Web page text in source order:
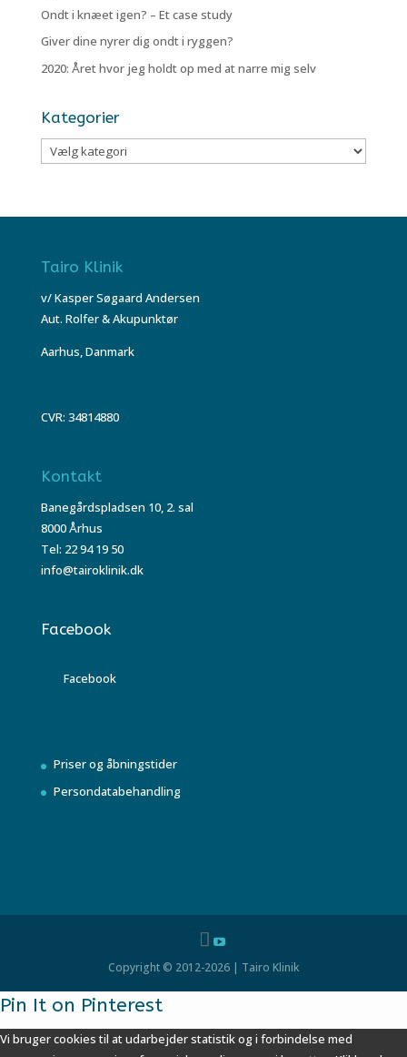
Ondt i knæet igen? – Et case study
Giver dine nyrer dig ondt i ryggen?
2020: Året hvor jeg holdt op med at narre mig selv
Kategorier
Kategorier
Tairo Klinik
v/ Kasper Søgaard Andersen
Aut. Rolfer & Akupunktør
Aarhus, Danmark
CVR: 34814880
Kontakt
Banegårdspladsen 10, 2. sal
8000 Århus
Tel: 22 94 19 50
info@tairoklinik.dk
Facebook
Facebook
Priser og åbningstider
Persondatabehandling
Copyright © 2012-2026 | Tairo Klinik
Pin It on Pinterest
Vi bruger cookies til at udarbejder statistik og i forbindelse med